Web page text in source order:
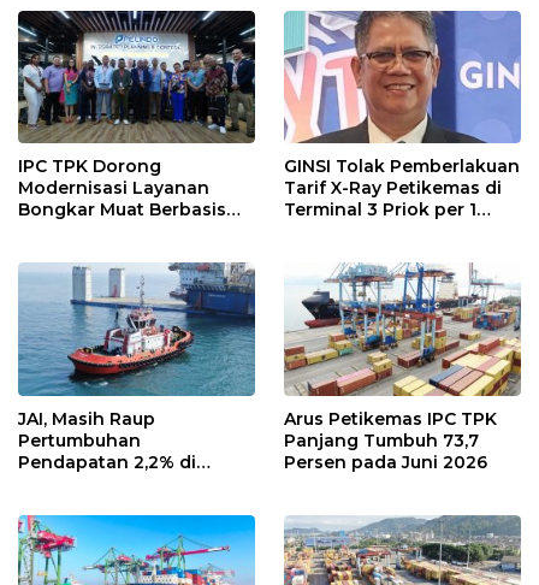
IPC TPK Dorong
Modernisasi Layanan
Bongkar Muat Berbasis
GINSI Tolak Pemberlakuan
Tarif X-Ray Petikemas di
Terminal 3 Priok per 1
JAI, Masih Raup
Pertumbuhan
Pendapatan 2,2% di
Arus Petikemas IPC TPK
Panjang Tumbuh 73,7
Persen pada Juni 2026